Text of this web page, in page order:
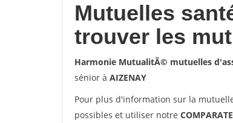
Mutuelles
trouver les
Harmonie MutualitÃ© mutuelles
sénior à AIZENAY
Pour plus d'information sur la
possibles et utiliser notre